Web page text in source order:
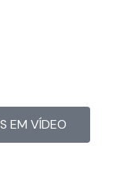
EM VÍDEO